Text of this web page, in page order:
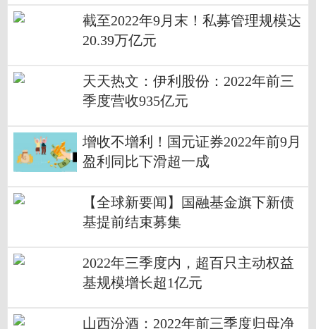
截至2022年9月末！私募管理规模达
20.39万亿元
天天热文：伊利股份：2022年前三
季度营收935亿元
增收不增利！国元证券2022年前9月
盈利同比下滑超一成
【全球新要闻】国融基金旗下新债
基提前结束募集
2022年三季度内，超百只主动权益
基规模增长超1亿元
山西汾酒：2022年前三季度归母净